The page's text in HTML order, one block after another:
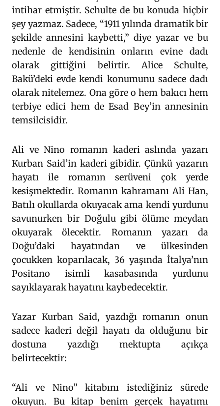
intihar etmiştir. Schulte de bu konuda hiçbir
şey yazmaz. Sadece, “1911 yılında dramatik bir
şekilde annesini kaybetti,” diye yazar ve bu
nedenle de kendisinin onların evine dadı
olarak gittiğini belirtir. Alice Schulte,
Bakü’deki evde kendi konumunu sadece dadı
olarak nitelemez. Ona göre o hem bakıcı hem
terbiye edici hem de Esad Bey’in annesinin
temsilcisidir.
Ali ve Nino romanın kaderi aslında yazarı
Kurban Said’in kaderi gibidir. Çünkü yazarın
hayatı ile romanın serüveni çok yerde
kesişmektedir. Romanın kahramanı Ali Han,
Batılı okullarda okuyacak ama kendi yurdunu
savunurken bir Doğulu gibi ölüme meydan
okuyarak ölecektir. Romanın yazarı da
Doğu’daki hayatından ve ülkesinden
çocukken koparılacak, 36 yaşında İtalya’nın
Positano isimli kasabasında yurdunu
sayıklayarak hayatını kaybedecektir.
Yazar Kurban Said, yazdığı romanın onun
sadece kaderi değil hayatı da olduğunu bir
dostuna yazdığı mektupta açıkça
belirtecektir:
“Ali ve Nino” kitabını istediğiniz sürede
okuyun. Bu kitap benim gerçek hayatımı